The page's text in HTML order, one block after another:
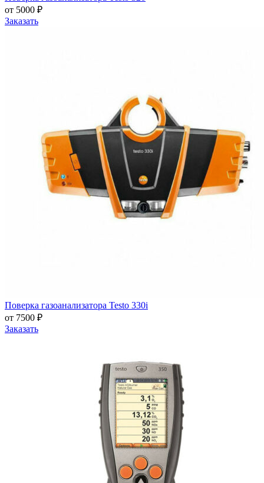
от 5000 ₽
Заказать
Поверка газоанализатора Testo 330i
от 7500 ₽
Заказать